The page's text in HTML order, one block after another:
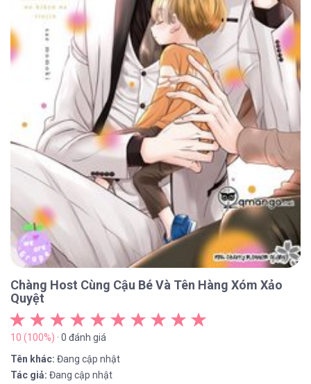
Chàng Host Cùng Cậu Bé Và Tên Hàng Xóm Xảo
Quyệt
10 (100%) · 0 đánh giá
Tên khác: Đang cập nhật
Tác giả: Đang cập nhật